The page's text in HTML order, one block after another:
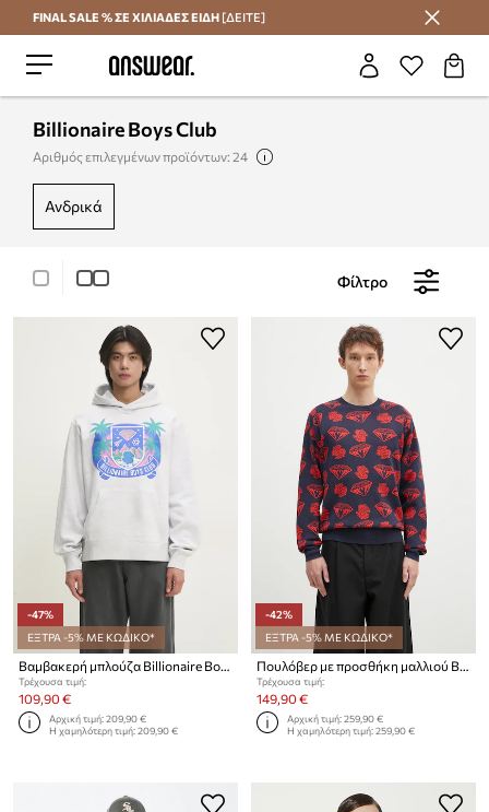
Εξοικονομήστε με το Answear Club
FINAL SALE % ΣΕ ΧΙΛΙΑΔΕΣ ΕΙΔΗ [ΔΕΙΤΕ]
Billionaire Boys Club
Αριθμός επιλεγμένων προϊόντων: 24
ανδρικά
Φίλτρο
-47%
ΕΞΤΡΑ -5% ΜΕ ΚΩΔΙΚΟ*
Βαμβακερή μπλούζα Billionaire Boys Club Tropical Crest Popover Hood
Τρέχουσα τιμή:
109,90 €
Αρχική τιμή:209,90 €
Η χαμηλότερη τιμή:209,90 €
-42%
ΕΞΤΡΑ -5% ΜΕ ΚΩΔΙΚΟ*
Πουλόβερ με προσθήκη μαλλιού Billionaire Boys Club Diamonds & Dollars Knitted Jumper
Τρέχουσα τιμή:
149,90 €
Αρχική τιμή:259,90 €
Η χαμηλότερη τιμή:259,90 €